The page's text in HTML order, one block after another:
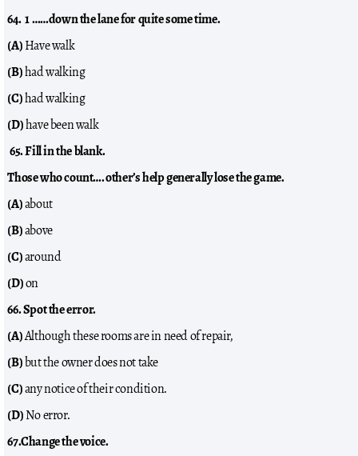
64. 1 ……down the lane for quite some time.
(A)Have walk
(B)had walking
(C)had walking
(D)have been walk
65. Fill in the blank.
Those who count…. other’s help generally lose the game.
(A)about
(B)above
(C)around
(D)on
66. Spot the error.
(A)Although these rooms are in need of repair,
(B)but the owner does not take
(C)any notice of their condition.
(D)No error.
67.Change the voice.